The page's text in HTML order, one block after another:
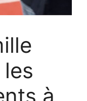
à